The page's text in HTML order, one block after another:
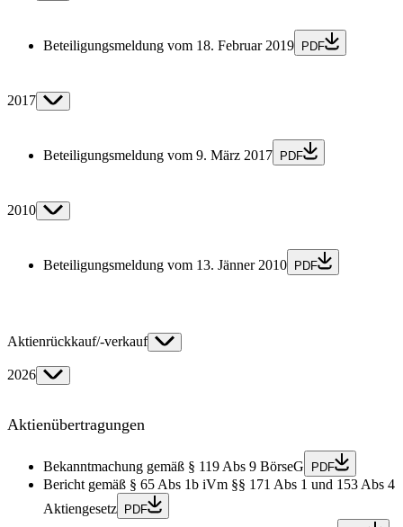
Beteiligungsmeldung vom 18. Februar 2019 PDF
2017
Beteiligungsmeldung vom 9. März 2017 PDF
2010
Beteiligungsmeldung vom 13. Jänner 2010 PDF
Aktienrückkauf/-verkauf
2026
Aktienübertragungen
Bekanntmachung gemäß § 119 Abs 9 BörseG PDF
Bericht gemäß § 65 Abs 1b iVm §§ 171 Abs 1 und 153 Abs 4
Aktiengesetz
PDF